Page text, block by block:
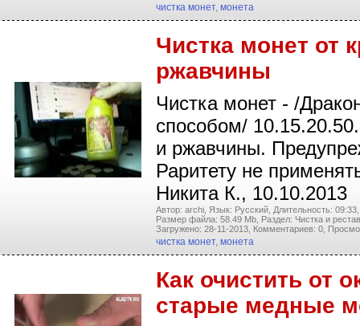
чистка монет, монета
Чистка монет от
ржавчины
Чистка монет - /
способом/
и ржавчины.
Раритету не
Никита К., 10.10.2013
Автор: archi, Язык: Русский, Длительность: 09:33,
Размер файла: 58.49 Mb, Раздел: Чистка и
Загружено: 28-11-2013, Комментариев: 0,
чистка монет, монета
Как очистить от
старые медные